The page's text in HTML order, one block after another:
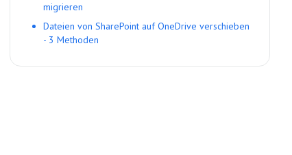
migrieren
Dateien von SharePoint auf OneDrive verschieben
- 3 Methoden